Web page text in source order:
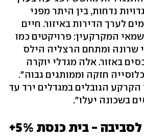
נדחות, בין היתר מפני
לערך הדירות באיזור. חיים
המקרקעין: פרויקטים כמו
שרונה ומתחם הרצליה הילס
באזור. אלה מגדלי יוקרה
חזקה וממותגים גבוה".
הגובלים במגדלים ירד עד
- בית כנסת 5%+